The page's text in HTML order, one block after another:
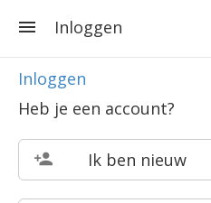
Inloggen
Inloggen
Heb je een account?
Ik ben nieuw